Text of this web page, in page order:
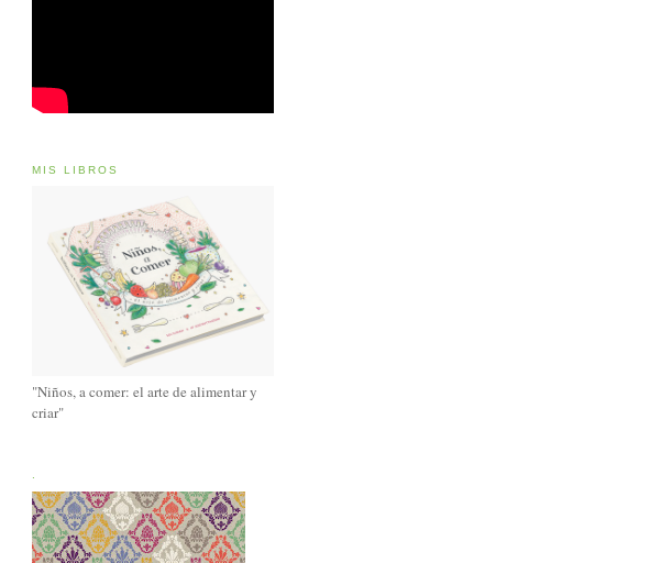
MIS LIBROS
"Niños, a comer: el arte de alimentar y
criar"
.